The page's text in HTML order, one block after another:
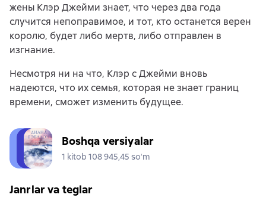
жены Клэр Джейми знает, что через два года
случится непоправимое, и тот, кто останется верен
королю, будет либо мертв, либо отправлен в
изгнание.
Несмотря ни на что, Клэр с Джейми вновь
надеются, что их семья, которая не знает границ
времени, сможет изменить будущее.
Boshqa versiyalar
1 kitob 108 945,45 soʻm
Janrlar va teglar